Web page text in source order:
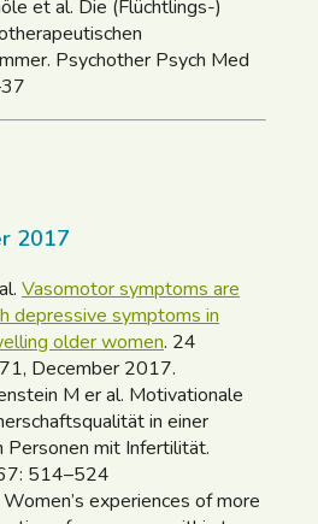
et al. Die (Flüchtlings-)
Psychother Psych Med
2017
Vasomotor symptoms are
depressive symptoms in
older women. 24
December 2017.
M er al. Motivationale
in einer
Personen mit Infertilität.
514–524
experiences of more